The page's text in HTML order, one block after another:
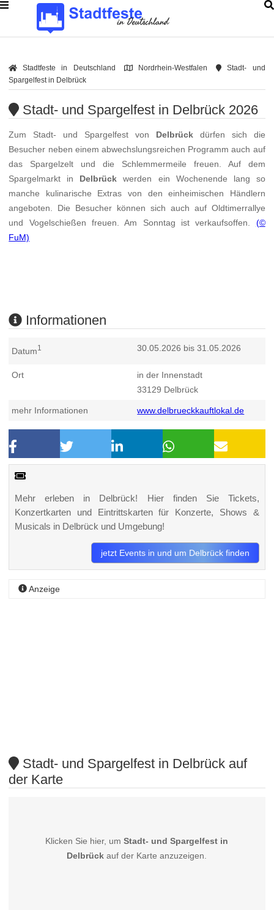
Stadtfeste in Deutschland Nordrhein-Westfalen
Stadt- und
Spargelfest in Delbrück
Stadt- und Spargelfest in Delbrück 2026
Zum Stadt- und Spargelfest von Delbrückdürfen sich die
Besucher neben einem abwechslungsreichen Programm auch auf
das Spargelzelt und die Schlemmermeile freuen. Auf dem
Spargelmarkt in Delbrück werden ein Wochenende lang so
manche kulinarische Extras von den einheimischen Händlern
angeboten. Die Besucher können sich auch auf Oldtimerrallye
und Vogelschießen freuen. Am Sonntag ist verkaufsoffen. (©
FuM)
Informationen
Datum1 30.05.2026 bis 31.05.2026
Ort
in der Innenstadt
33129 Delbrück
mehr Informationen www.delbrueckkauftlokal.de
Mehr erleben in Delbrück! Hier finden Sie Tickets,
Konzertkarten und Eintrittskarten für Konzerte, Shows &
Musicals in Delbrück und Umgebung!
jetzt Events in und um Delbrück finden
Anzeige
Stadt- und Spargelfest in Delbrück auf
der Karte
Klicken Sie hier, umStadt- und Spargelfest in
Delbrück auf der Karte anzuzeigen.